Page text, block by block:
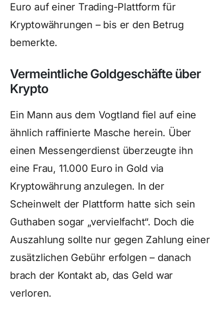
Euro auf einer Trading-Plattform für
Kryptowährungen – bis er den Betrug
bemerkte.
Vermeintliche Goldgeschäfte über
Krypto
Ein Mann aus dem Vogtland fiel auf eine
ähnlich raffinierte Masche herein. Über
einen Messengerdienst überzeugte ihn
eine Frau, 11.000 Euro in Gold via
Kryptowährung anzulegen. In der
Scheinwelt der Plattform hatte sich sein
Guthaben sogar „vervielfacht“. Doch die
Auszahlung sollte nur gegen Zahlung einer
zusätzlichen Gebühr erfolgen – danach
brach der Kontakt ab, das Geld war
verloren.